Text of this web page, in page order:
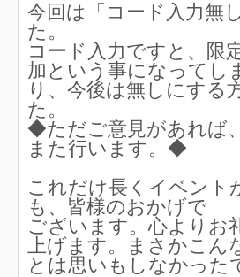
今回は「コード入力無
た。
コード入力ですと、限
加という事になってし
り、今後は無しにする
た。
◆ただご意見があれば
また行います。◆
これだけ長くイベント
も、皆様のおかげで
ございます。心よりお
上げます。まさかこん
とは思いもしなかった